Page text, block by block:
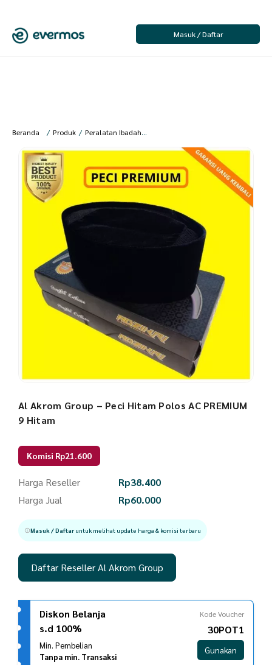
Masuk / Daftar
Beranda / Produk / Peralatan Ibadah /
Al Akrom Group – Peci Hitam Polos AC PREMIUM
9 Hitam
Komisi Rp21.600
Harga Reseller Rp38.400
Harga Jual
Rp60.000
Masuk / Daftaruntuk melihat update harga & komisi terbaru
Daftar Reseller Al Akrom Group
Diskon Belanja
s.d 100%
Min. Pembelian
Tanpa min. Transaksi
Kode Voucher
30POT1
Gunakan